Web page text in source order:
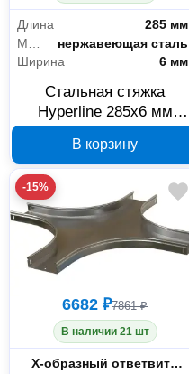
Длина
285 мм
нержавеющая сталь
Ширина
6 мм
Стальная стяжка
Hyperline 285x6 мм
В корзину
-15%
6682 ₽7861 ₽
В наличии 21 шт
Тип
Х-образный ответвитель